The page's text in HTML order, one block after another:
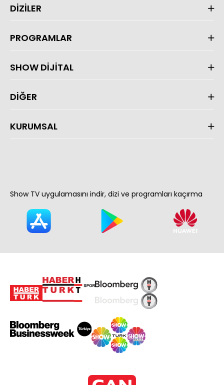
DİZİLER
PROGRAMLAR
SHOW DİJİTAL
DİĞER
KURUMSAL
Show TV uygulamasını indir, dizi ve programları kaçırma